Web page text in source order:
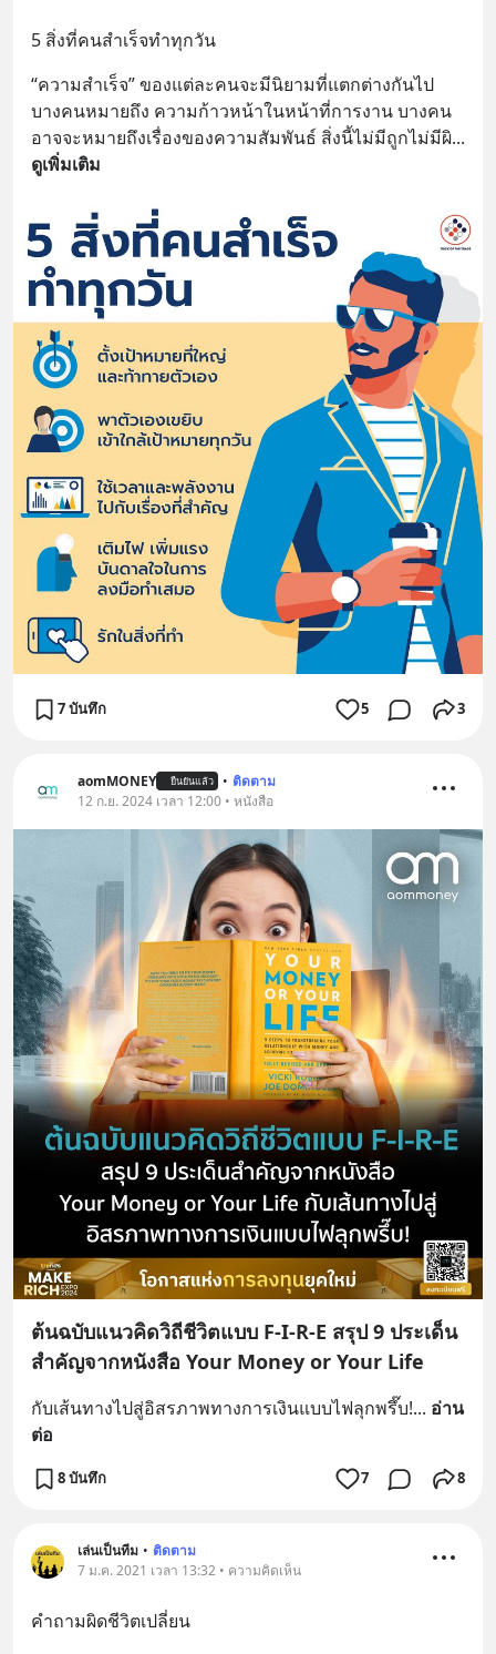
5 สิ่งที่คนสำเร็จทำทุกวัน
“ความสำเร็จ” ของแต่ละคนจะมีนิยามที่แตกต่างกันไป
บางคนหมายถึง ความก้าวหน้าในหน้าที่การงาน บางคน
อาจจะหมายถึงเรื่องของความสัมพันธ์ สิ่งนี้ไม่มีถูกไม่มีผิ
ดูเพิ่มเติม
7 บันทึก 5 3
aomMONEY ยืนยันแล้ว • ติดตาม
12 ก.ย. 2024 เวลา 12:00 • หนังสือ
ต้นฉบับแนวคิดวิถีชีวิตแบบ F-I-R-E สรุป 9 ประเด็น
สำคัญจากหนังสือ Your Money or Your Life
กับเส้นทางไปสู่อิสรภาพทางการเงินแบบไฟลุกพรึ๊บ!... อ่าน
ต่อ
8 บันทึก 7 8
เล่นเป็นทีม • ติดตาม
7 ม.ค. 2021 เวลา 13:32 • ความคิดเห็น
คำถามผิดชีวิตเปลี่ยน